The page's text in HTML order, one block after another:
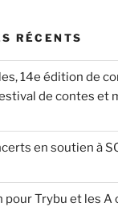
RÉCENTS
14e édition de
de contes et
en soutien à
pour Trybu et les A